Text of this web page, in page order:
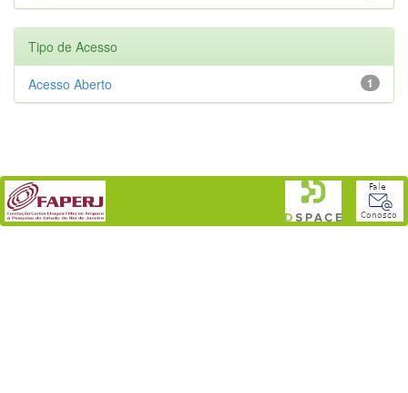
Tipo de Acesso
1
Acesso Aberto